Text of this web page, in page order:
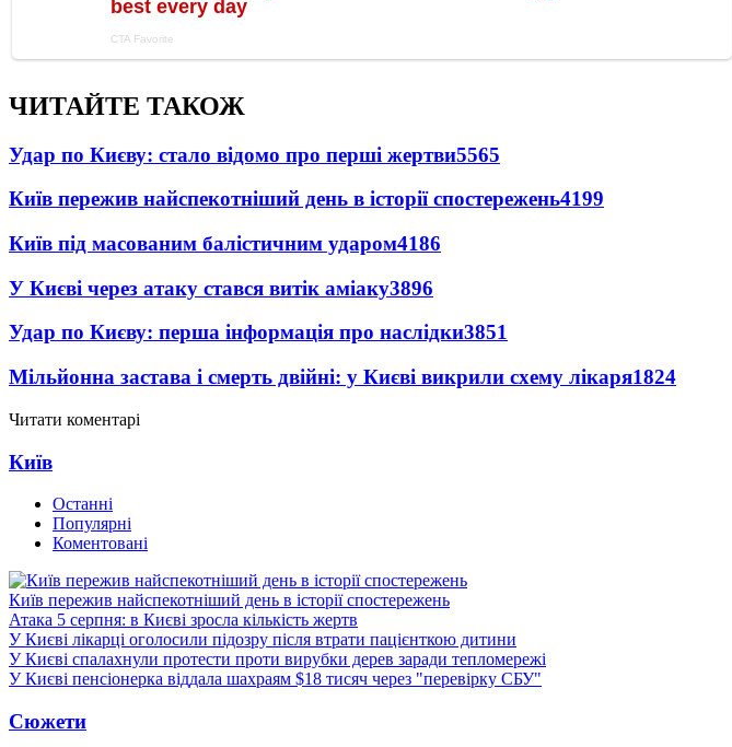
ЧИТАЙТЕ ТАКОЖ
Удар по Києву: стало відомо про перші жертви5565
Київ пережив найспекотніший день в історії спостережень4199
Київ під масованим балістичним ударом4186
У Києві через атаку стався витік аміаку3896
Удар по Києву: перша інформація про наслідки3851
Мільйонна застава і смерть двійні: у Києві викрили схему лікаря1824
Читати коментарі
Київ
Останні
Популярні
Коментовані
Київ пережив найспекотніший день в історії спостережень
Атака 5 серпня: в Києві зросла кількість жертв
У Києві лікарці оголосили підозру після втрати пацієнткою дитини
У Києві спалахнули протести проти вирубки дерев заради тепломережі
У Києві пенсіонерка віддала шахраям $18 тисяч через "перевірку СБУ"
Сюжети